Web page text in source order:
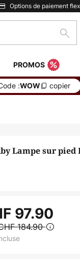
Options de paiement
PROMOS
:WOW copier
Lampe sur pied
97.90
184.90